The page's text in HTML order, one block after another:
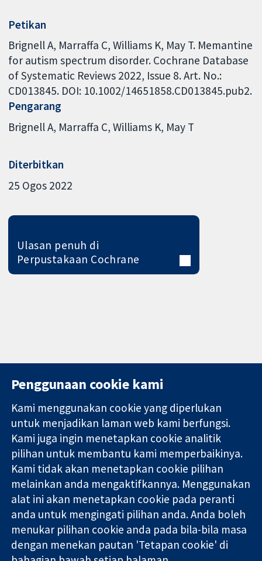
Petikan
Brignell A, Marraffa C, Williams K, May T. Memantine
for autism spectrum disorder. Cochrane Database
of Systematic Reviews 2022, Issue 8. Art. No.:
CD013845. DOI: 10.1002/14651858.CD013845.pub2.
Pengarang
Brignell A Marraffa C Williams K May T
Diterbitkan
25 Ogos 2022
Ulasan penuh di
Perpustakaan Cochrane
Bukti yang
dipercayai.
keputusan
termaklum
Kesihatan yang
lebih baik
11-13 Cavendish
Square
London
W1G 0AN
United Kingdom
Hubungi kita
Berita
Pejabat
akhbar
Perihal Kami
Pekerjaan
Cochrane
Library
Kolaborasi Cochrane ialah sebuah badan amal (no. 1045921) dan
Penggunaan cookie kami
Kami menggunakan cookie yang diperlukan
untuk menjadikan laman web kami berfungsi.
Kami juga ingin menetapkan cookie analitik
pilihan untuk membantu kami memperbaikinya.
Kami tidak akan menetapkan cookie pilihan
melainkan anda mengaktifkannya. Menggunakan
alat ini akan menetapkan cookie pada peranti
anda untuk mengingati pilihan anda. Anda boleh
menukar pilihan cookie anda pada bila-bila masa
dengan menekan pautan 'Tetapan cookie' di